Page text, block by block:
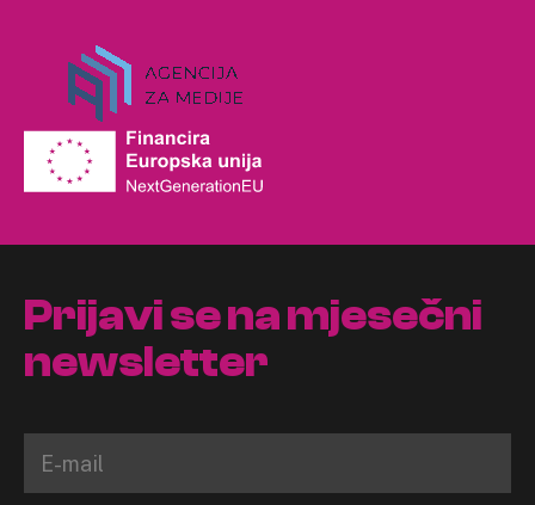
Prijavi se na mjesečni
newsletter